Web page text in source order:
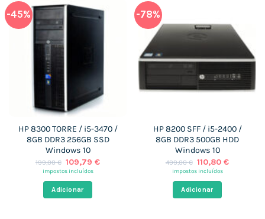
-45%
HP 8300 TORRE / i5-3470 /
8GB DDR3 256GB SSD
Windows 10
199,00€ O
preço
era:
199,00 €.
109,79€O
impostos incluídos
Adicionar
-78%
HP 8200 SFF / i5-2400 /
8GB DDR3 500GB HDD
Windows 10
499,00€ O
preço
era:
499,00 €.
110,80€O
impostos incluídos
Adicionar